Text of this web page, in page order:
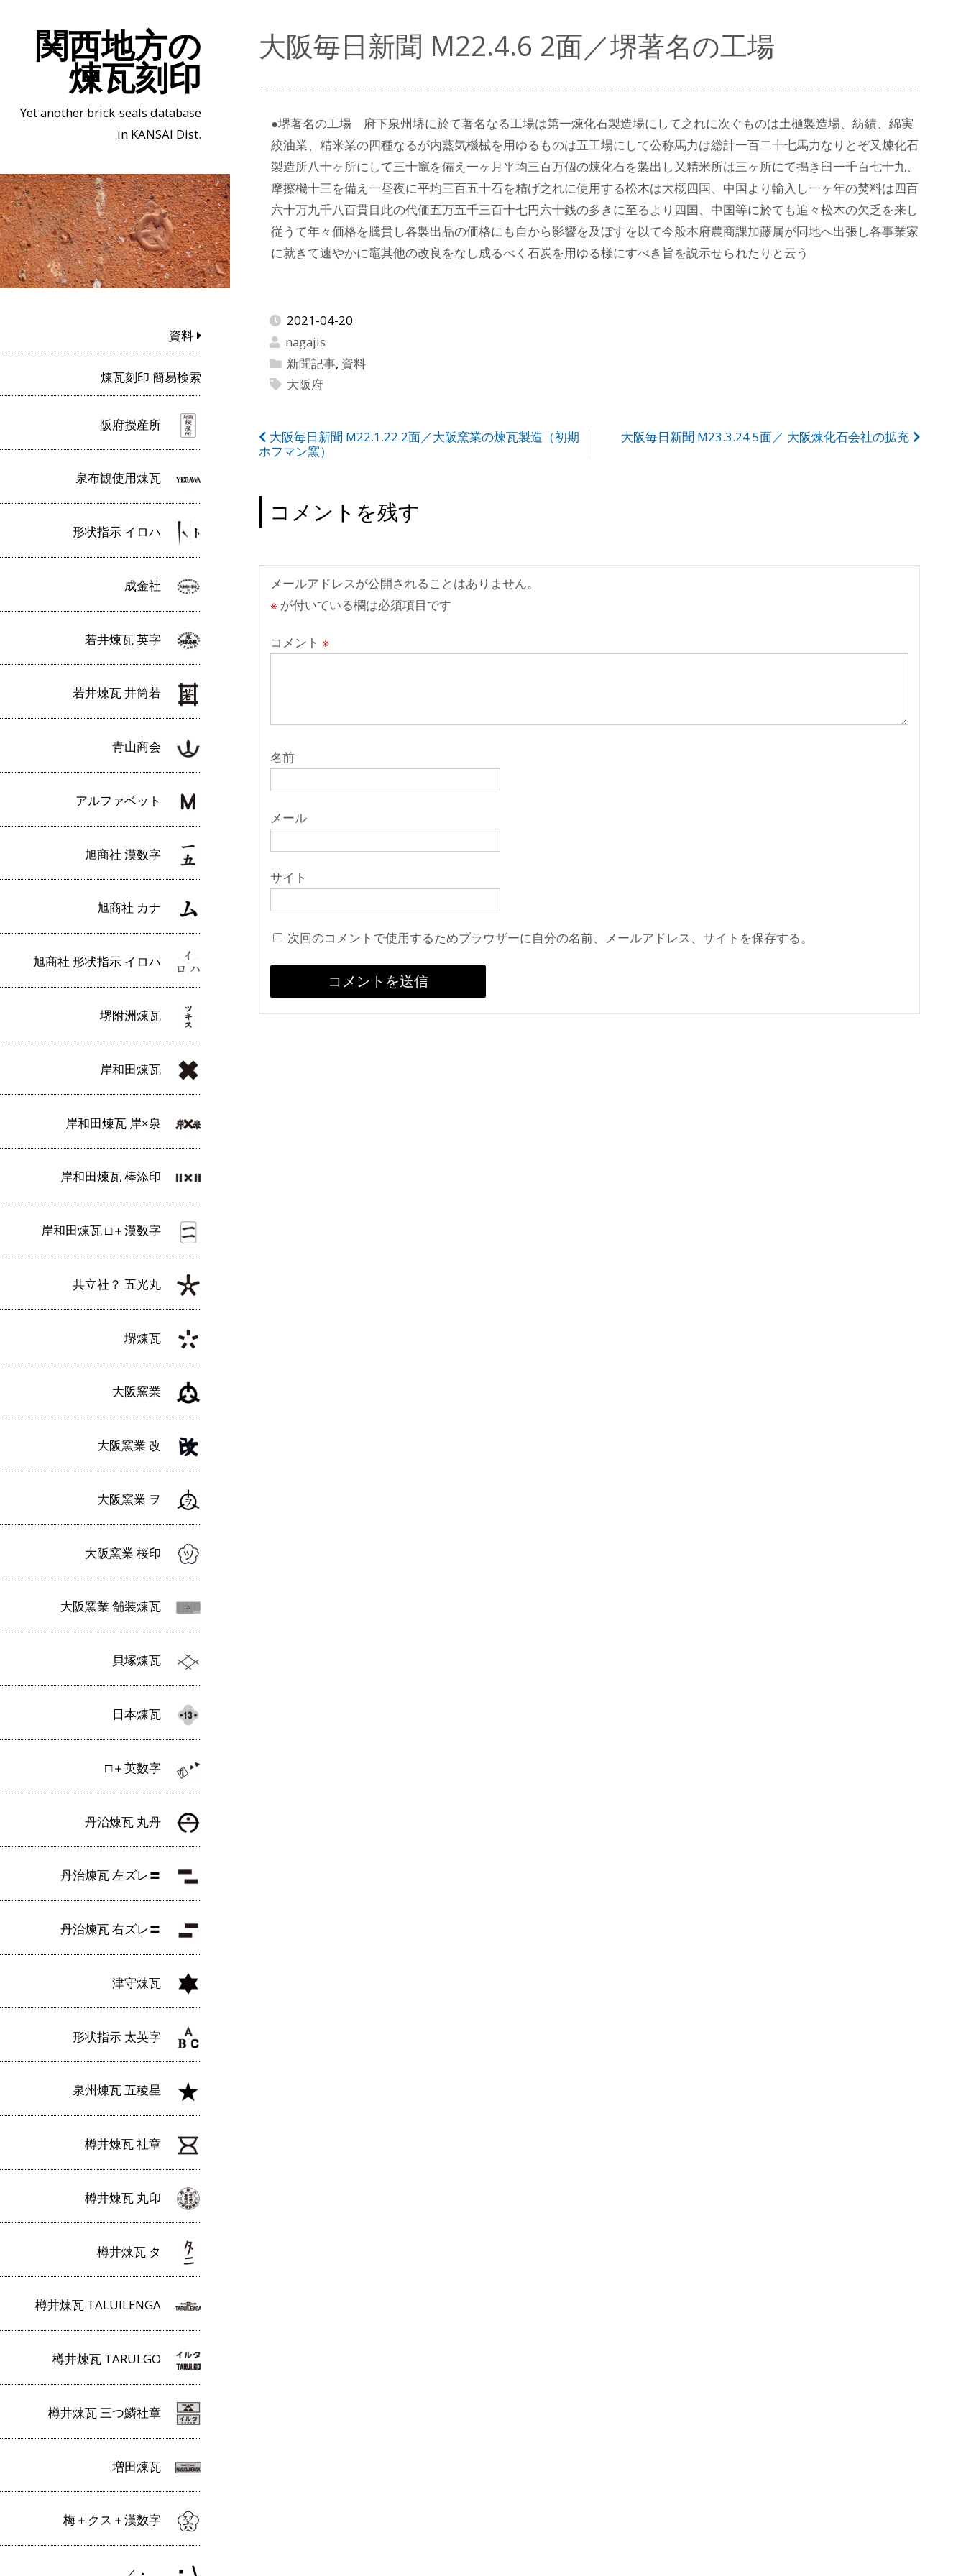
関西地方の
煉瓦刻印
Yet another brick-seals database
in KANSAI Dist.
資料
煉瓦刻印 簡易検索
阪府授産所
泉布観使用煉瓦
形状指示 イロハ
成金社
若井煉瓦 英字
若井煉瓦 井筒若
青山商会
アルファベット
旭商社 漢数字
旭商社 カナ
旭商社 形状指示 イロハ
堺附洲煉瓦
岸和田煉瓦
岸和田煉瓦 岸×泉
岸和田煉瓦 棒添印
岸和田煉瓦 □＋漢数字
共立社？ 五光丸
堺煉瓦
大阪窯業
大阪窯業 改
大阪窯業 ヲ
大阪窯業 桜印
大阪窯業 舗装煉瓦
貝塚煉瓦
日本煉瓦
□＋英数字
丹治煉瓦 丸丹
丹治煉瓦 左ズレ〓
丹治煉瓦 右ズレ〓
津守煉瓦
形状指示 太英字
泉州煉瓦 五稜星
樽井煉瓦 社章
樽井煉瓦 丸印
樽井煉瓦 タ
樽井煉瓦 TALUILENGA
樽井煉瓦 TARUI.GO
樽井煉瓦 三つ鱗社章
増田煉瓦
梅＋クス＋漢数字
大阪毎日新聞 M22.4.6 2面／堺著名の工場
●堺著名の工場 府下泉州堺に於て著名なる工場は第一煉化石製造場にして之れに次ぐものは土樋製造場、紡績、綿実
絞油業、精米業の四種なるが内蒸気機械を用ゆるものは五工場にして公称馬力は総計一百二十七馬力なりとぞ又煉化石
製造所八十ヶ所にして三十竈を備え一ヶ月平均三百万個の煉化石を製出し又精米所は三ヶ所にて搗き臼一千百七十九、
摩擦機十三を備え一昼夜に平均三百五十石を精げ之れに使用する松木は大概四国、中国より輸入し一ヶ年の焚料は四百
六十万九千八百貫目此の代価五万五千三百十七円六十銭の多きに至るより四国、中国等に於ても追々松木の欠乏を来し
従うて年々価格を騰貴し各製出品の価格にも自から影響を及ぼすを以て今般本府農商課加藤属が同地へ出張し各事業家
に就きて速やかに竈其他の改良をなし成るべく石炭を用ゆる様にすべき旨を説示せられたりと云う
2021-04-20
nagajis
新聞記事, 資料
大阪府
投
ナ
ビ
ー
シ
ョ
ン
大阪毎日新聞 M23.3.24 5面／ 大阪煉化石会社の拡充
大阪毎日新聞 M22.1.22 2面／大阪窯業の煉瓦製造（初期
ホフマン窯）
コメントを残す
メールアドレスが公開されることはありません。
※ が付いている欄は必須項目です
コメント ※
名前
メール
サイト
次回のコメントで使用するためブラウザーに自分の名前、メールアドレス、サイトを保存する。